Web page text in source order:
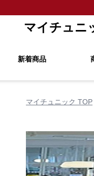
マイチュニ
新着商品
マイチュニック TOP